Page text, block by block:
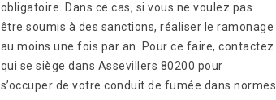
obligatoire. Dans ce cas, si vous ne voulez pas
être soumis à des sanctions, réaliser le ramonage
au moins une fois par an. Pour ce faire, contactez
qui se siège dans Assevillers 80200 pour
s’occuper de votre conduit de fumée dans normes